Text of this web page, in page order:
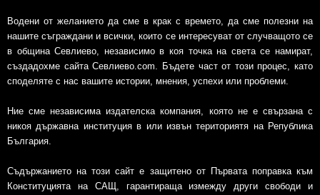
Водени от желанието да сме в крак с времето, да сме полезни на
нашите съграждани и всички, които се интересуват от случващото се
в община Севлиево, независимо в коя точка на света се намират,
създадохме сайта Севлиево.com. Бъдете част от този процес, като
споделяте с нас вашите истории, мнения, успехи или проблеми.
Ние сме независима издателска компания, която не е свързана с
никоя държавна институция в или извън териториятя на Република
България.
Съдържанието на този сайт е защитено от Първата поправка към
Конституцията на САЩ, гарантираща измежду други свободи и